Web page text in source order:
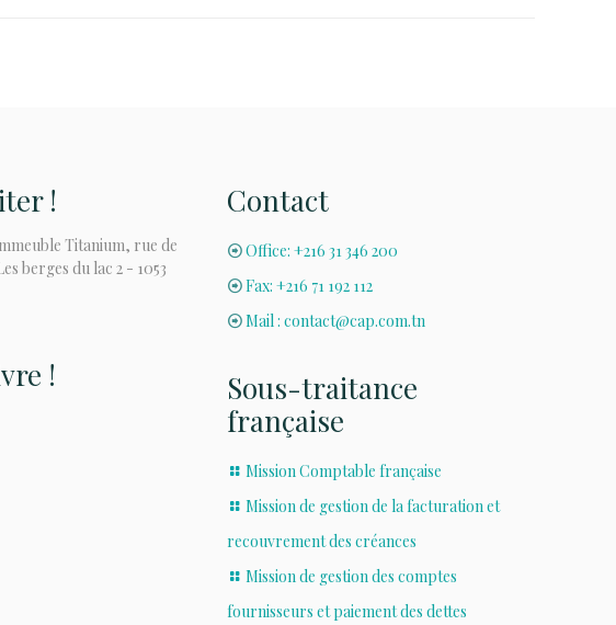
!
Titanium, rue de
berges du lac 2 - 1053
!
Contact
Office: +216 31 346 200
Fax: +216 71 192 112
Mail : contact@cap.com.tn
Sous-traitance
française
Mission Comptable française
Mission de gestion de la facturation et
recouvrement des créances
Mission de gestion des comptes
fournisseurs et paiement des dettes